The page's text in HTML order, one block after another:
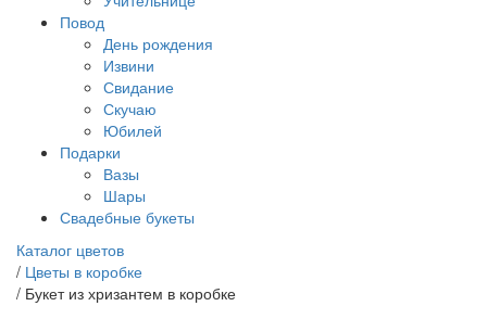
Повод
День рождения
Извини
Свидание
Скучаю
Юбилей
Подарки
Вазы
Шары
Свадебные букеты
Каталог цветов
/ Цветы в коробке
/ Букет из хризантем в коробке